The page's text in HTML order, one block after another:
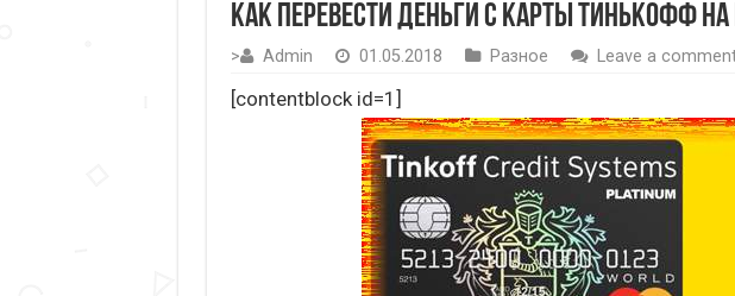
Как перевести деньги с карты Тинькофф на
> Admin 01.05.2018 Разное Leave a
[contentblock id=1]